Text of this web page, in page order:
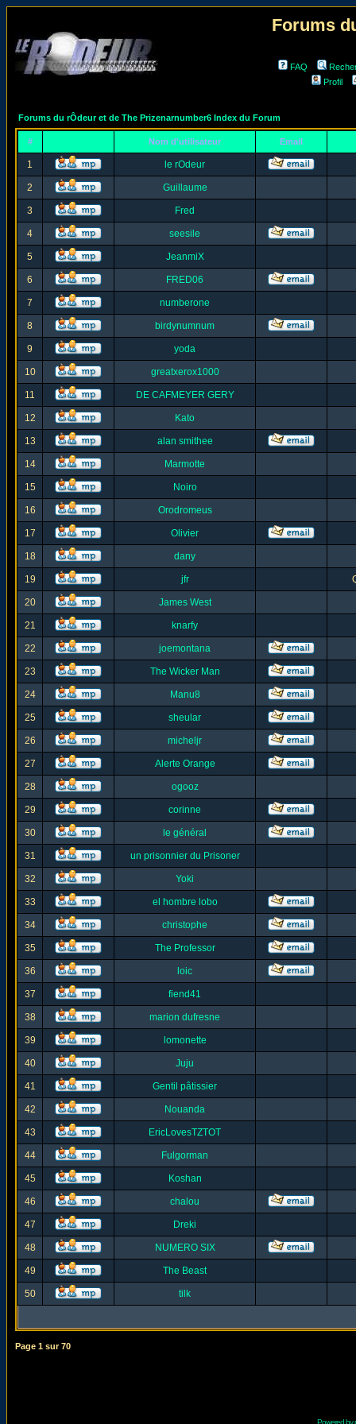
Forums
FAQ
Profil
Forums du rÔdeur et de The Prizenarnumber6 Index du Forum
# Nom d'utilisateur Email
1 le rOdeur
2 Guillaume
3 Fred
4 seesile
5 JeanmiX
6 FRED06
7 numberone
8 birdynumnum
9 yoda
10 greatxerox1000
11 DE CAFMEYER GERY
12 Kato
13 alan smithee
14 Marmotte
15 Noiro
16 Orodromeus
17 Olivier
18 dany
19 jfr
20 James West
21 knarfy
22 joemontana
23 The Wicker Man
24 Manu8
25 sheular
26 micheljr
27 Alerte Orange
28 ogooz
29 corinne
30 le général
31 un prisonnier du Prisoner
32 Yoki
33 el hombre lobo
34 christophe
35 The Professor
36 loic
37 fiend41
38 marion dufresne
39 lomonette
40 Juju
41 Gentil pâtissier
42 Nouanda
43 EricLovesTZTOT
44 Fulgorman
45 Koshan
46 chalou
47 Dreki
48 NUMERO SIX
49 The Beast
50 tilk
Page 1 sur70
Powered by